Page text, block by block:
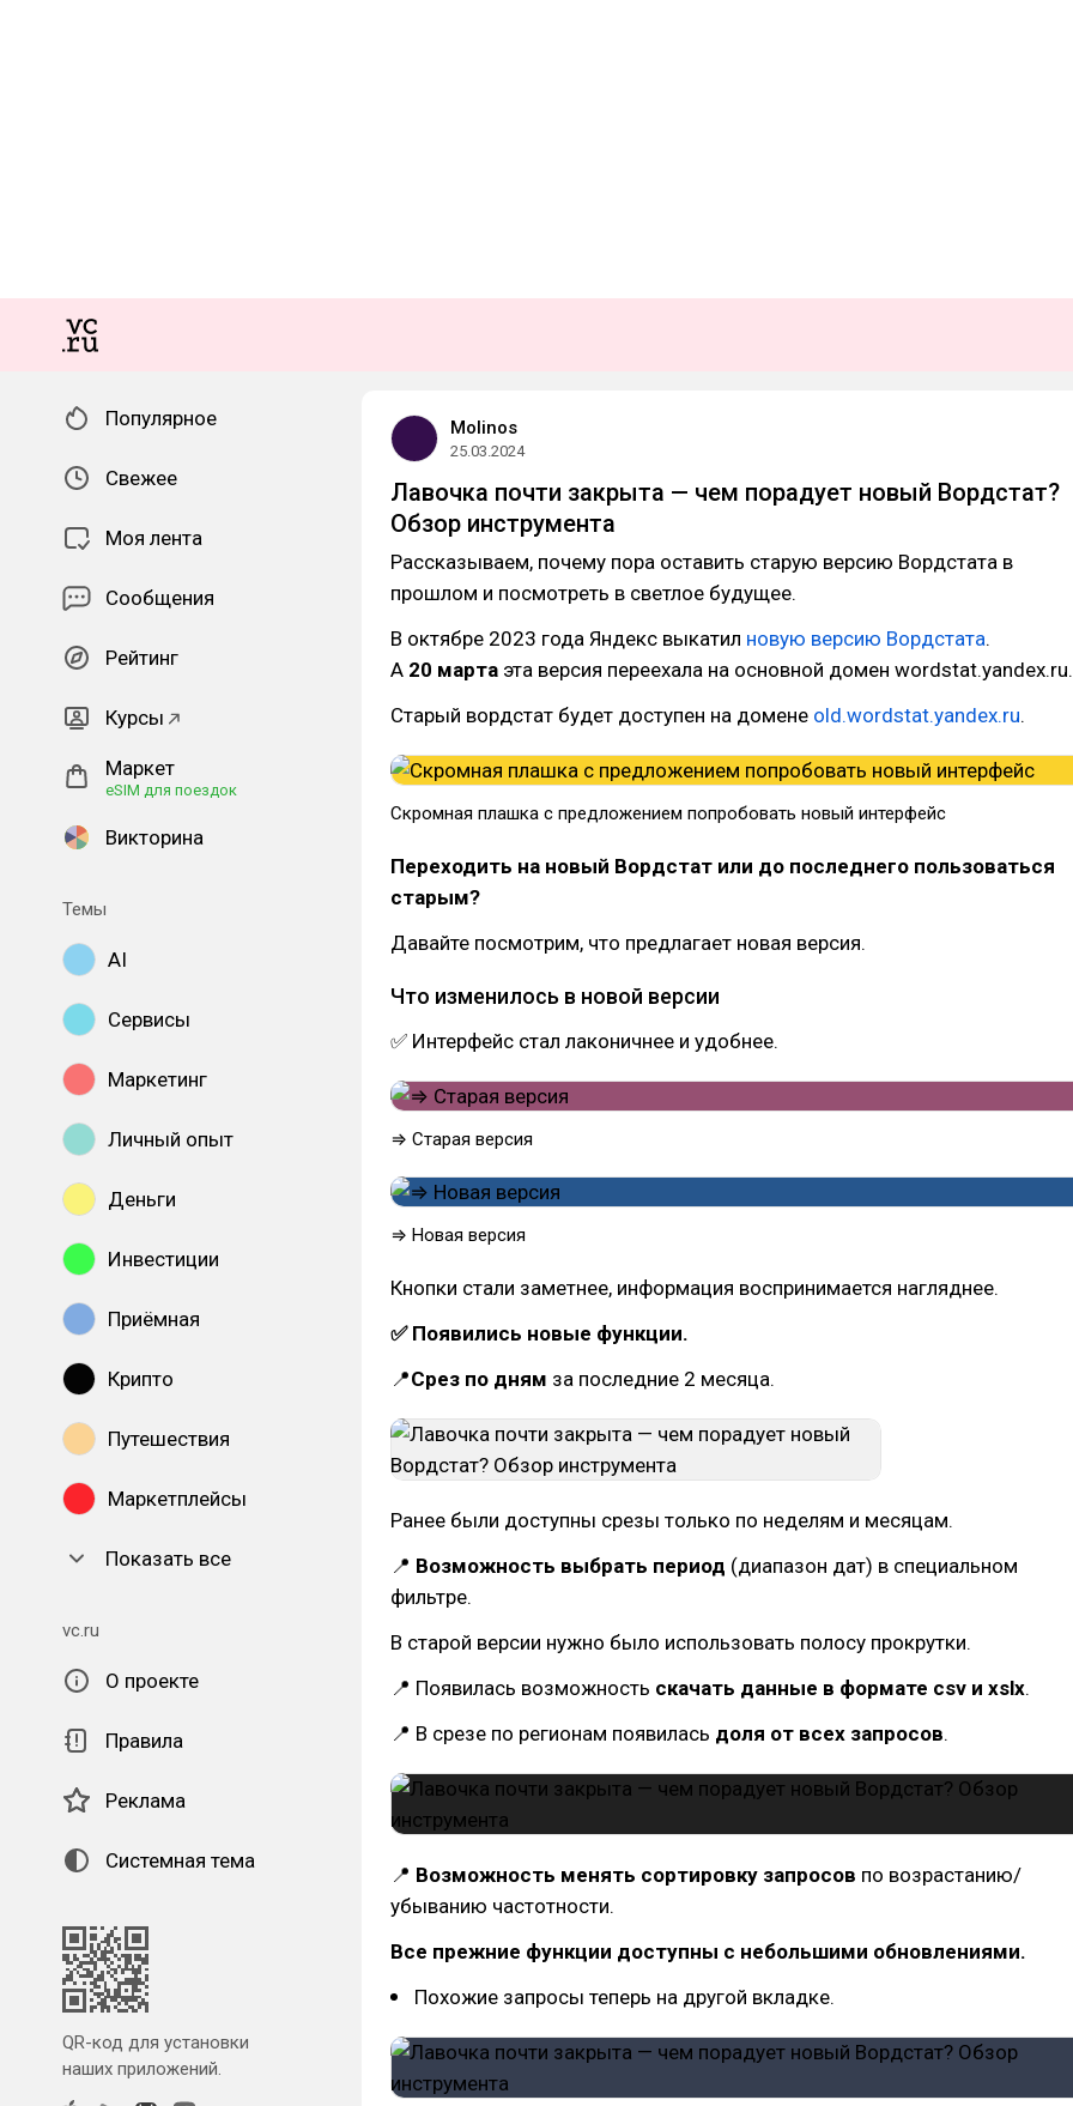
Популярное
Свежее
Моя лента
Сообщения
Рейтинг
Курсы
Маркет
eSIM для поездок
Викторина
Темы
AI
Сервисы
Маркетинг
Личный опыт
Деньги
Инвестиции
Приёмная
Крипто
Путешествия
Маркетплейсы
Показать все
vc.ru
О проекте
Правила
Реклама
Системная тема
QR-код для установки
наших приложений.
Molinos
25.03.2024
Лавочка почти закрыта — чем порадует новый Вордстат?
Обзор инструмента
Рассказываем, почему пора оставить старую версию Вордстата в
прошлом и посмотреть в светлое будущее.
В октябре 2023 года Яндекс выкатил новую версию Вордстата.
А 20 марта эта версия переехала на основной домен wordstat.yandex.ru.
Старый вордстат будет доступен на домене old.wordstat.yandex.ru.
Скромная плашка с предложением попробовать новый интерфейс
Переходить на новый Вордстат или до последнего пользоваться
старым?
Давайте посмотрим, что предлагает новая версия.
Что изменилось в новой версии
✅ Интерфейс стал лаконичнее и удобнее.
⇒ Старая версия
⇒ Новая версия
Кнопки стали заметнее, информация воспринимается нагляднее.
✅ Появились новые функции.
📍Cрез по дням за последние 2 месяца.
Ранее были доступны срезы только по неделям и месяцам.
📍 Возможность выбрать период (диапазон дат) в специальном
фильтре.
В старой версии нужно было использовать полосу прокрутки.
📍 Появилась возможность скачать данные в формате csv и xslx.
📍 В срезе по регионам появилась доля от всех запросов.
📍 Возможность менять сортировку запросов по возрастанию/
убыванию частотности.
Все прежние функции доступны с небольшими обновлениями.
Похожие запросы теперь на другой вкладке.